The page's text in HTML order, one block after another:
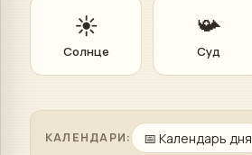
☀️
Солнце
📯
Суд
КАЛЕНДАРИ: 📅 Календарь дня